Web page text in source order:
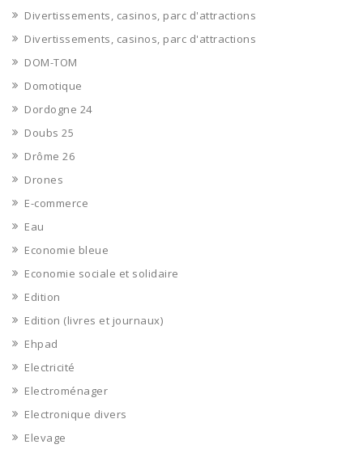
Divertissements, casinos, parc d'attractions
Divertissements, casinos, parc d'attractions
DOM-TOM
Domotique
Dordogne 24
Doubs 25
Drôme 26
Drones
E-commerce
Eau
Economie bleue
Economie sociale et solidaire
Edition
Edition (livres et journaux)
Ehpad
Electricité
Electroménager
Electronique divers
Elevage